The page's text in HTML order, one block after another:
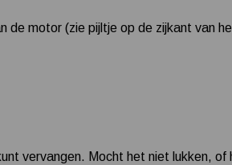
de motor (zie pijltje op de zijkant van
vervangen. Mocht het niet lukken,